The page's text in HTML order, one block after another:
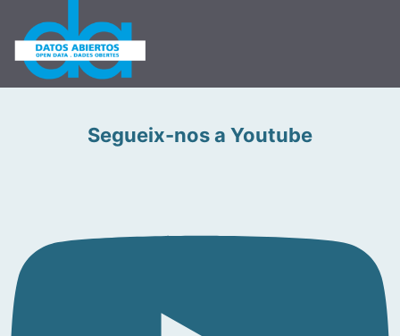
Segueix-nos a Youtube